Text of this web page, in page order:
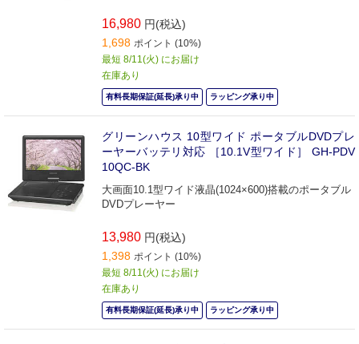
16,980 円(税込)
1,698 ポイント (10%)
最短 8/11(火) にお届け
在庫あり
有料長期保証(延長)承り中 ラッピング承り中
グリーンハウス 10型ワイド ポータブルDVDプレ
ーヤーバッテリ対応 ［10.1V型ワイド］ GH-PDV
10QC-BK
大画面10.1型ワイド液晶(1024×600)搭載のポータブル
DVDプレーヤー
13,980 円(税込)
1,398 ポイント (10%)
最短 8/11(火) にお届け
在庫あり
有料長期保証(延長)承り中 ラッピング承り中